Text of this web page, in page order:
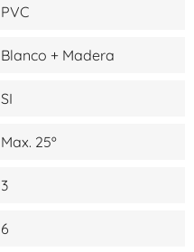
PVC
Blanco + Madera
SI
Max. 25º
3
6